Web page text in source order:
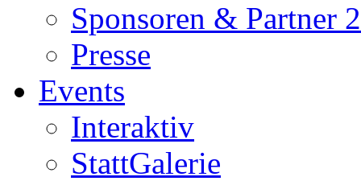
Sponsoren & Partner
Presse
Events
Interaktiv
StattGalerie